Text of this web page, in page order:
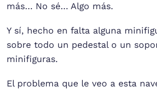
más… No sé… Algo más.
Y sí, hecho en falta alguna
sobre todo un pedestal o un
minifiguras.
El problema que le veo a esta